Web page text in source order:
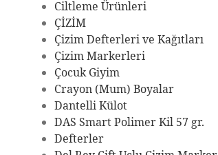
Ciltleme Ürünleri
ÇİZİM
Çizim Defterleri ve Kağıtları
Çizim Markerleri
Çocuk Giyim
Crayon (Mum) Boyalar
Dantelli Külot
DAS Smart Polimer Kil 57 gr.
Defterler